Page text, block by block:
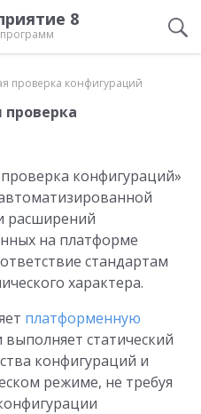
8
проверка конфигураций
проверка
конфигураций»
расширений
на платформе
стандартам
характера.
платформенную
выполняет статический
конфигураций и
режиме, не требуя